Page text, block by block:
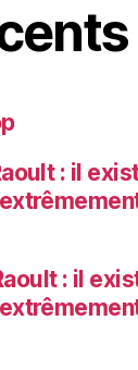
: il
: il